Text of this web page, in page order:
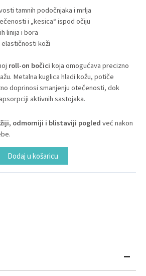
tamnih podočnjaka i mrlja
i „kesica“ ispod očiju
linija i bora
koži
roll-on bočicikoja omogućava precizno
Metalna kuglica hladi kožu, potiče
doprinosi smanjenju otečenosti, dok
aktivnih sastojaka.
odmorniji i blistaviji pogledveć nakon
Dodaj u košaricu